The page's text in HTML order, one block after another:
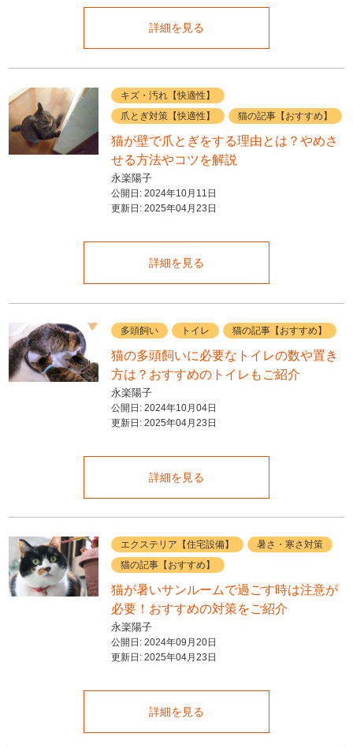
詳細を見る
キズ・汚れ【快適性】
爪とぎ対策【快適性】
猫の記事【おすすめ】
猫が壁で爪とぎをする理由とは？やめさ
せる方法やコツを解説
永楽陽子
公開日: 2024年10月11日
更新日: 2025年04月23日
詳細を見る
多頭飼い トイレ 猫の記事【おすすめ】
猫の多頭飼いに必要なトイレの数や置き
方は？おすすめのトイレもご紹介
永楽陽子
公開日: 2024年10月04日
更新日: 2025年04月23日
詳細を見る
エクステリア【住宅設備】
暑さ・寒さ対策
猫の記事【おすすめ】
猫が暑いサンルームで過ごす時は注意が
必要！おすすめの対策をご紹介
永楽陽子
公開日: 2024年09月20日
更新日: 2025年04月23日
詳細を見る